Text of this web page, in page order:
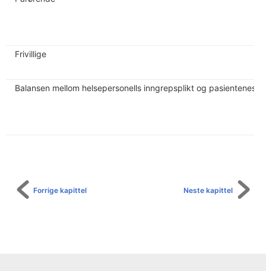
Frivillige
Balansen mellom helsepersonells inngrepsplikt og pasientenes
Neste kapittel
Forrige kapittel